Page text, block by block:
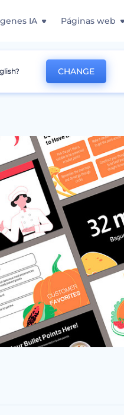
IA Páginas web
de Comida
CHANGE